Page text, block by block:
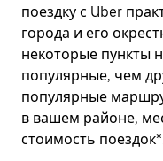
поездку с Uber
города и его
некоторые пункты
популярные, чем
популярные
в вашем районе,
стоимость